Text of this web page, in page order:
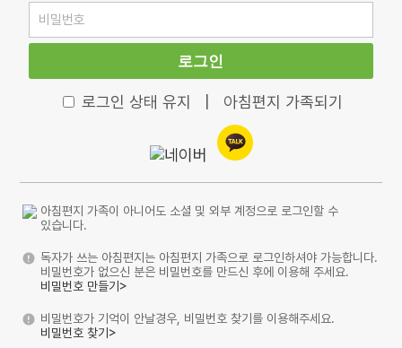
로그인
로그인 상태 유지 아침편지 가족되기
아침편지 가족이 아니어도 소셜 및 외부 계정으로 로그인할 수
있습니다.
독자가 쓰는 아침편지는 아침편지 가족으로 로그인하셔야 가능합니다.
비밀번호가 없으신 분은 비밀번호를 만드신 후에 이용해 주세요.
비밀번호 만들기>
비밀번호가 기억이 안날경우, 비밀번호 찾기를 이용해주세요.
비밀번호 찾기>